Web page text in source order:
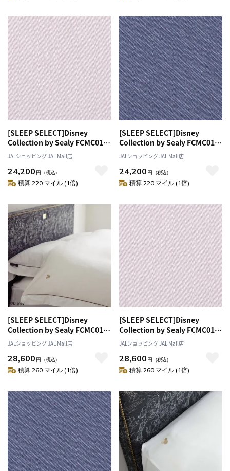
[SLEEP SELECT]Disney
Collection by Sealy FCMC01
Comforter Case（コンフォー
ターケース）〔セミダブル〕 ペ
ールピンク
JALショッピング JAL Mall店
24,200 円 （税込）
積算 220 マイル (1倍)
[SLEEP SELECT]Disney
Collection by Sealy FCMC01
Comforter Case（コンフォー
ターケース）〔セミダブル〕 ブ
ルーグレー
JALショッピング JAL Mall店
24,200 円 （税込）
積算 220 マイル (1倍)
[SLEEP SELECT]Disney
Collection by Sealy FCMC01
Comforter Case（コンフォー
ターケース）〔ダブル〕 ホワイ
ト
JALショッピング JAL Mall店
28,600 円 （税込）
積算 260 マイル (1倍)
[SLEEP SELECT]Disney
Collection by Sealy FCMC01
Comforter Case（コンフォー
ターケース）〔ダブル〕 ペール
ピンク
JALショッピング JAL Mall店
28,600 円 （税込）
積算 260 マイル (1倍)